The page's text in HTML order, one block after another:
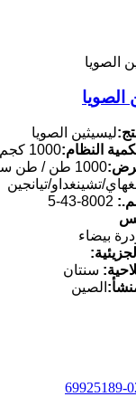
الصويا
ليسيثين الصويا
النظام:1000 كجم
1000 طن / طن سنويا شهريا
تشينغداو/تيانجين
8002-43-5
بيضاء
سنتان
الصين